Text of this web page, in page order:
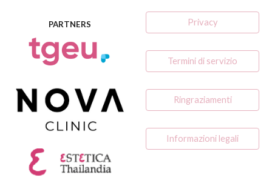
PARTNERS Privacy
Termini di servizio
Ringraziamenti
Informazioni legali